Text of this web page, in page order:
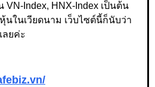
Index, HNX-Index เป็นต้น
ในเวียดนาม เว็บไซต์นี้ก็นับว่า
ลยค่ะ